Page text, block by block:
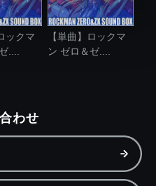
ックマ
....
【単曲】ロックマ
ン ゼロ＆ゼ....
わせ